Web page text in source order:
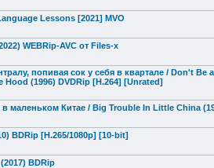
Lessons [2021] MVO
WEBRip-AVC от Files-x
попивая сок у себя в квартале / Don't Be
(1996) DVDRip [H.264] [Unrated]
маленьком Китае / Big Trouble In Little China
BDRip [H.265/1080p] [10-bit]
BDRip